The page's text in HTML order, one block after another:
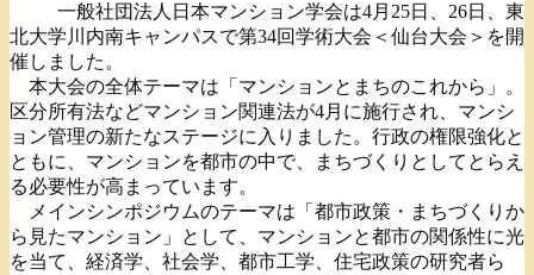
一般社団法人日本マンション学会は4月25日、26日、東
北大学川内南キャンパスで第34回学術大会＜仙台大会＞を開
催しました。
本大会の全体テーマは「マンションとまちのこれから」。
区分所有法などマンション関連法が4月に施行され、マンシ
ョン管理の新たなステージに入りました。行政の権限強化と
ともに、マンションを都市の中で、まちづくりとしてとらえ
る必要性が高まっています。
メインシンポジウムのテーマは「都市政策・まちづくりか
ら見たマンション」として、マンションと都市の関係性に光
を当て、経済学、社会学、都市工学、住宅政策の研究者ら